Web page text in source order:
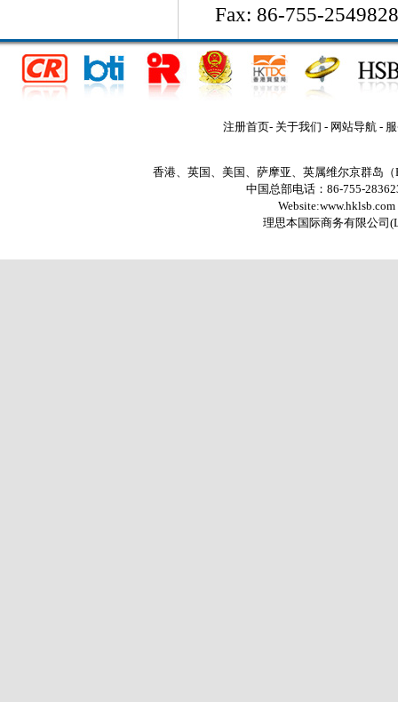
Fax: 86-755-
注册首页- 关于我们 - 网站导航 -
香港、英国、美国、萨摩亚、英属维尔京群岛
中国总部电话：86-755-
理思本国际商务有限公司